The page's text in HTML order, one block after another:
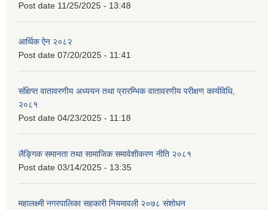
Post date 11/25/2025 - 13:48
आर्थिक ऐन २०८२
Post date 07/20/2025 - 11:41
संक्षिप्त वातावरणीय अध्ययन तथा प्रारम्भिक वातावरणीय परीक्षण कार्यविधि,
२०८१
Post date 04/23/2025 - 11:18
लैङ्गिक समानता तथा सामाजिक समावेशीकरण नीति २०८१
Post date 03/14/2025 - 13:35
महालक्ष्मी नगरपालिका सहकारी नियमावली २०७८ संशोधन